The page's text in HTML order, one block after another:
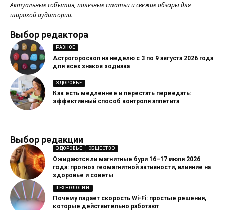
Актуальные события, полезные статьи и свежие обзоры для
широкой аудитории.
Выбор редактора
РАЗНОЕ
Астрогороскоп на неделю с 3 по 9 августа 2026 года
для всех знаков зодиака
ЗДОРОВЬЕ
Как есть медленнее и перестать переедать:
эффективный способ контроля аппетита
Выбор редакции
ЗДОРОВЬЕ ОБЩЕСТВО
Ожидаются ли магнитные бури 16–17 июля 2026
года: прогноз геомагнитной активности, влияние на
здоровье и советы
ТЕХНОЛОГИИ
Почему падает скорость Wi-Fi: простые решения,
которые действительно работают